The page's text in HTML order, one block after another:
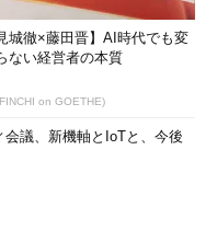
城徹×藤田晋】AI時代でも変
ない経営者の本質
on GOETHE)
会議、新機軸とIoTと、今後